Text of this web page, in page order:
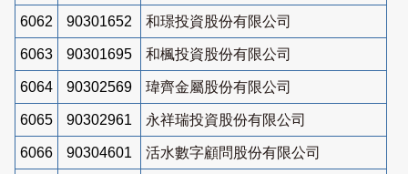
6062 90301652 和璟投資股份有限公司
6063 90301695 和楓投資股份有限公司
6064 90302569 瑋齊金屬股份有限公司
6065 90302961 永祥瑞投資股份有限公司
6066 90304601 活水數字顧問股份有限公司